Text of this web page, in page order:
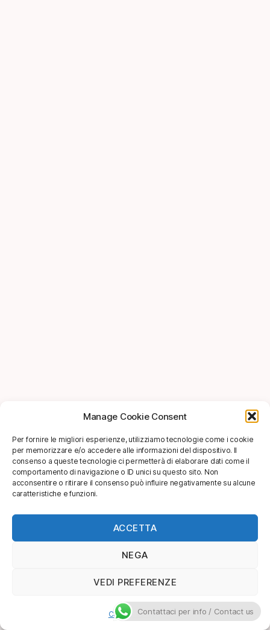
Manage Cookie Consent
Per fornire le migliori esperienze, utilizziamo tecnologie come i cookie
per memorizzare e/o accedere alle informazioni del dispositivo. Il
consenso a queste tecnologie ci permetterà di elaborare dati come il
comportamento di navigazione o ID unici su questo sito. Non
acconsentire o ritirare il consenso può influire negativamente su alcune
caratteristiche e funzioni.
ACCETTA
NEGA
VEDI PREFERENZE
Cookie PolicyContattaci per info / Contact us